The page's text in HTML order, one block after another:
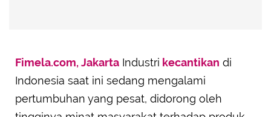
Fimela.com, Jakarta Industri kecantikan di
Indonesia saat ini sedang mengalami
pertumbuhan yang pesat, didorong oleh